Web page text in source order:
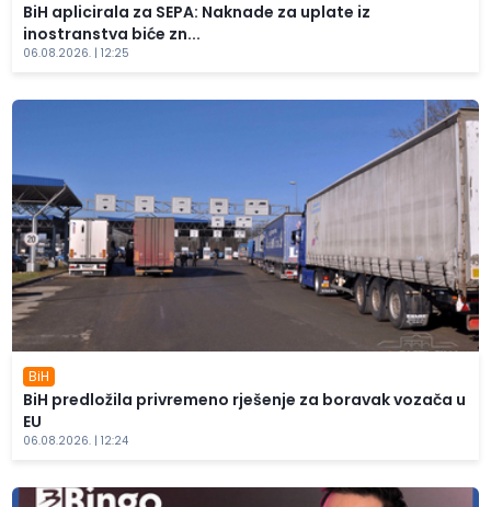
BiH aplicirala za SEPA: Naknade za uplate iz
inostranstva biće zn...
06.08.2026. | 12:25
BiH
BiH predložila privremeno rješenje za boravak vozača u
EU
06.08.2026. | 12:24